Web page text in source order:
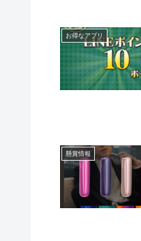
お得なアプリ
懸賞情報